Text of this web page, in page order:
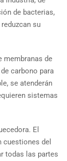
de bacterias,
su
membranas de
carbono para
se atenderán
sistemas
El
cuestiones del
todas las partes